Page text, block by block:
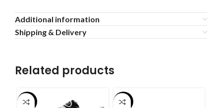
Additional information
Shipping & Delivery
Related products
-55% -55%